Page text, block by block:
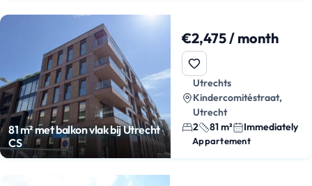
81 m² met balkon vlak bij Utrecht
CS
€2,475 / month
Utrechts
Kindercomitéstraat,
Utrecht
2
81 m² Immediately
Appartement